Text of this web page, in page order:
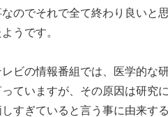
なのでそれで全て終わり良いと
うです。
ビの情報番組では、医学的な
っていますが、その原因は研究
すぎていると言う事に由来す